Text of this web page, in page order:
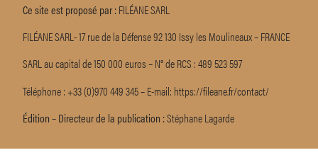
Ce site est proposé par :FILÉANE SARL
FILÉANE SARL- 17 rue de la Défense 92 130 Issy les Moulineaux – FRANCE
SARL au capital de 150 000 euros – N° de RCS : 489 523 597
Téléphone : +33 (0)970 449 345 – E-mail: https://fileane.fr/contact/
Édition – Directeur de la publication :Stéphane Lagarde